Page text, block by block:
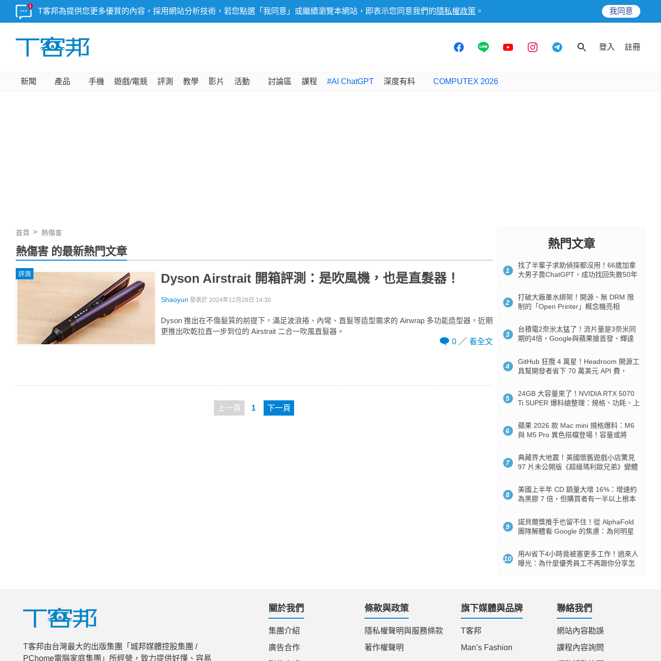
T客邦為提供您更多優質的內容，採用網站分析技術，若您點選「我同意」或繼續瀏覽本網站，即表示您同意我們的 隱私權政策 。 我同意
登入 註冊
新聞 產品 手機 遊戲/電競 評測 教學 影片 活動 討論區 課程 #AI ChatGPT 深度有料 COMPUTEX 2026
首頁 熱傷害
熱傷害 的最新熱門文章
評測 Dyson Airstrait 開箱評測：是吹風機，也是直髮器！
Shaoyun 發表於 2024年12月28日 14:30
Dyson 推出在不傷髮質的前提下，滿足波浪捲、內彎、直髮等造型需求的 Airwrap 多功能造型器，近期
更推出吹乾拉直一步到位的 Airstrait 二合一吹風直髮器。
0
看全文
上一頁 1 下一頁
熱門文章
1
找了半輩子求助偵探都沒用！66歲加拿
大男子靠ChatGPT，成功找回失散50年
2
打破大廠墨水綁架！開源、無 DRM 限
制的「Open Printer」概念機亮相
3
台積電2奈米太猛了！流片量是3奈米同
期的4倍，Google與蘋果搶首發、輝達
4
GitHub 狂攬 4 萬星！Headroom 開源工
具幫開發者省下 70 萬美元 API 費，
5
24GB 大容量來了！NVIDIA RTX 5070
Ti SUPER 爆料總整理：規格、功耗、上
6
蘋果 2026 款 Mac mini 規格爆料：M6
與 M5 Pro 異色搭檔登場！容量或將
7
典藏界大地震！美國懷舊遊戲小店驚見
97 片未公開版《超級瑪利歐兄弟》變體
8
美國上半年 CD 銷量大增 16%：增速約
為黑膠 7 倍，但購買者有一半以上根本
9
諾貝爾獎推手也留不住！從 AlphaFold
團隊解體看 Google 的焦慮：為何明星
10
用AI省下4小時竟被塞更多工作！過來人
曝光：為什麼優秀員工不再跟你分享怎
T客邦由台灣最大的出版集團「城邦媒體控股集團 /
PChome電腦家庭集團」所經營，致力提供好懂、容易
關於我們
集團介紹
廣告合作
條款與政策
隱私權聲明與服務條款
著作權聲明
旗下媒體與品牌
T客邦
Man’s Fashion
聯絡我們
網站內容勘誤
課程內容詢問